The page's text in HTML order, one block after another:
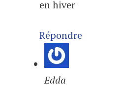
en hiver
Répondre
Edda